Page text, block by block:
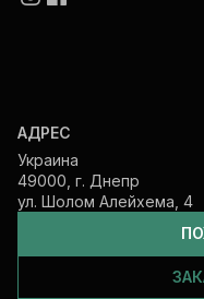
АДРЕС
Украина
49000, г. Днепр
ул. Шолом Алейхема, 4